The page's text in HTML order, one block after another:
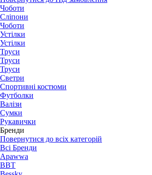
Чоботи
Сліпони
Чоботи
Устілки
Устілки
Труси
Труси
Труси
Светри
Спортивні костюми
Футболки
Валізи
Сумки
Рукавички
Бренди
Повернутися до всіх категорій
Всі Бренди
Apawwa
BBT